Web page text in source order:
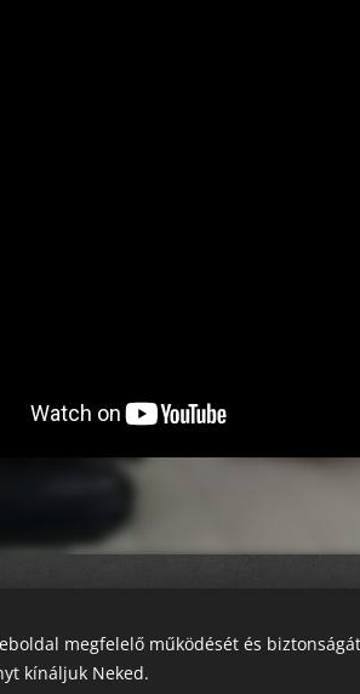
út 17. Sütik
megfelelő működését és
kínáljuk Neked.